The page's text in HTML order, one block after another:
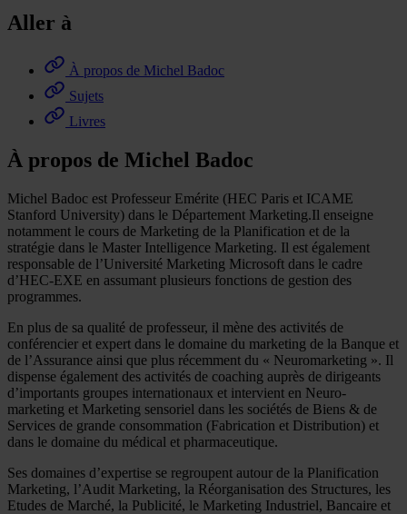
Aller à
À propos de Michel Badoc
Sujets
Livres
À propos de Michel Badoc
Michel Badoc est Professeur Emérite (HEC Paris et ICAME
Stanford University) dans le Département Marketing.Il enseigne
notamment le cours de Marketing de la Planification et de la
stratégie dans le Master Intelligence Marketing. Il est également
responsable de l’Université Marketing Microsoft dans le cadre
d’HEC-EXE en assumant plusieurs fonctions de gestion des
programmes.
En plus de sa qualité de professeur, il mène des activités de
conférencier et expert dans le domaine du marketing de la Banque et
de l’Assurance ainsi que plus récemment du « Neuromarketing ». Il
dispense également des activités de coaching auprès de dirigeants
d’importants groupes internationaux et intervient en Neuro-
marketing et Marketing sensoriel dans les sociétés de Biens & de
Services de grande consommation (Fabrication et Distribution) et
dans le domaine du médical et pharmaceutique.
Ses domaines d’expertise se regroupent autour de la Planification
Marketing, l’Audit Marketing, la Réorganisation des Structures, les
Etudes de Marché, la Publicité, le Marketing Industriel, Bancaire et